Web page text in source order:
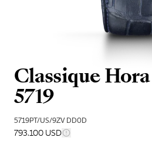
Classique
5719
5719PT/US/9ZV DD0D
793.100 USD